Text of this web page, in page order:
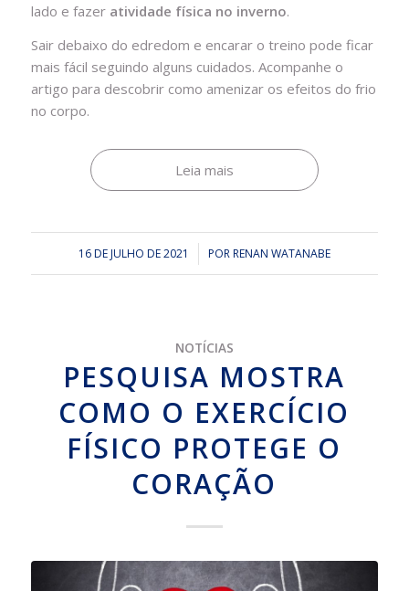
lado e fazer atividade física no inverno.
Sair debaixo do edredom e encarar o treino pode ficar
mais fácil seguindo alguns cuidados. Acompanhe o
artigo para descobrir como amenizar os efeitos do frio
no corpo.
Leia mais
16 DE JULHO DE 2021
/ PORRENAN WATANABE
NOTÍCIAS
PESQUISA MOSTRA
COMO O EXERCÍCIO
FÍSICO PROTEGE O
CORAÇÃO